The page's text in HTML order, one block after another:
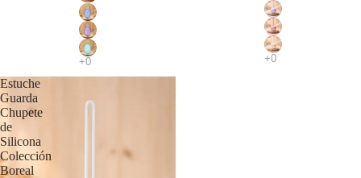
Estuche
Guarda
Chupete
de
Silicona
Colección
Boreal